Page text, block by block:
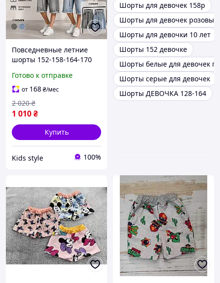
Повседневные летние
шорты 152-158-164-170
подростка парня светлые
потертые джинсовые
шорты для детей
Готово к отправке
от 168₴/мес
1 010₴
2 020 ₴
Купить
Kids style 100%
Шорты для девочек 158р
Шорты для девочек розовые
Шорты для девочки 10 лет
Шорты 152 девочке
Шорты белые для девочек
Шорты серые для девочек
Шорты ДЕВОЧКА 128-164